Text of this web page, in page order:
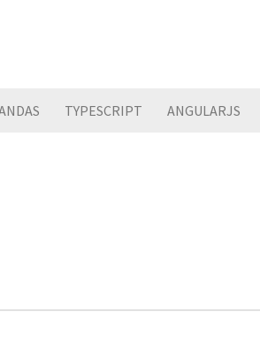
TYPESCRIPT ANGULARJS